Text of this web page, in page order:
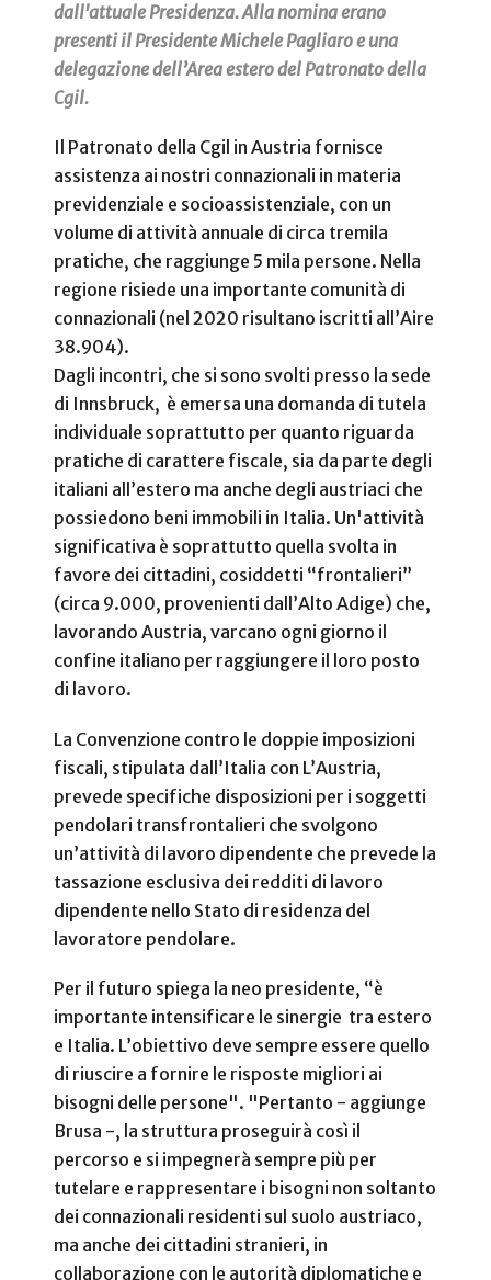
dall'attuale Presidenza. Alla nomina erano
presenti il Presidente Michele Pagliaro e una
delegazione dell’Area estero del Patronato della
Cgil.
Il Patronato della Cgil in Austria fornisce
assistenza ai nostri connazionali in materia
previdenziale e socioassistenziale, con un
volume di attività annuale di circa tremila
pratiche, che raggiunge 5 mila persone. Nella
regione risiede una importante comunità di
connazionali (nel 2020 risultano iscritti all’Aire
38.904).
Dagli incontri, che si sono svolti presso la sede
di Innsbruck, è emersa una domanda di tutela
individuale soprattutto per quanto riguarda
pratiche di carattere fiscale, sia da parte degli
italiani all’estero ma anche degli austriaci che
possiedono beni immobili in Italia. Un'attività
significativa è soprattutto quella svolta in
favore dei cittadini, cosiddetti “frontalieri”
(circa 9.000, provenienti dall’Alto Adige) che,
lavorando Austria, varcano ogni giorno il
confine italiano per raggiungere il loro posto
di lavoro.
La Convenzione contro le doppie imposizioni
fiscali, stipulata dall’Italia con L’Austria,
prevede specifiche disposizioni per i soggetti
pendolari transfrontalieri che svolgono
un’attività di lavoro dipendente che prevede la
tassazione esclusiva dei redditi di lavoro
dipendente nello Stato di residenza del
lavoratore pendolare.
Per il futuro spiega la neo presidente, “è
importante intensificare le sinergie tra estero
e Italia. L’obiettivo deve sempre essere quello
di riuscire a fornire le risposte migliori ai
bisogni delle persone". "Pertanto - aggiunge
Brusa -, la struttura proseguirà così il
percorso e si impegnerà sempre più per
tutelare e rappresentare i bisogni non soltanto
dei connazionali residenti sul suolo austriaco,
ma anche dei cittadini stranieri, in
collaborazione con le autorità diplomatiche e